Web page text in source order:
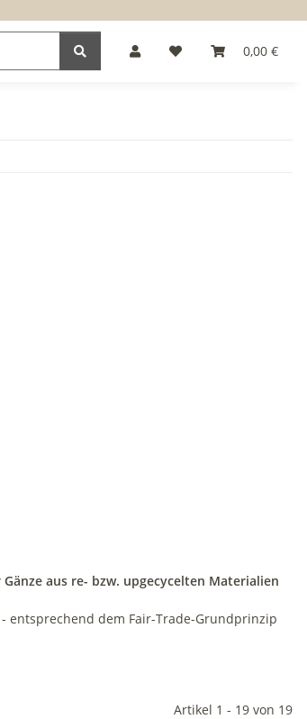
0,00 €
aus re- bzw. upgecycelten Materialien
entsprechend dem Fair-Trade-Grundprinzip
Artikel 1 - 19 von 19